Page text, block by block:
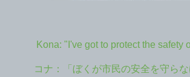
Kona: "I've got to protect the safety
コナ：「ぼくが市民の安全を守らな